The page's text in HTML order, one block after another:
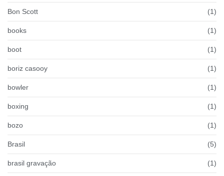
Bon Scott (1)
books (1)
boot (1)
boriz casooy (1)
bowler (1)
boxing (1)
bozo (1)
Brasil (5)
brasil gravação (1)